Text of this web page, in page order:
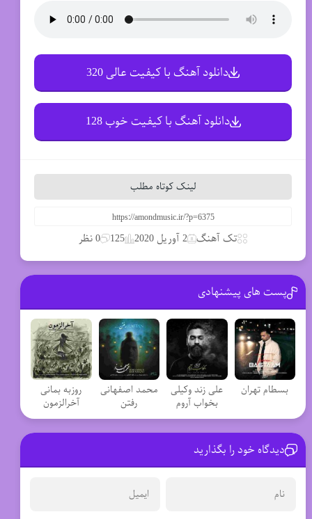
دانلود آهنگ با کیفیت عالی 320
دانلود آهنگ با کیفیت خوب 128
لینک کوتاه مطلب
تک آهنگ 2 آوریل 2020 125 0 نظر
پست های پیشنهادی
بسطام تهران
علی زند وکیلی
بخواب آروم
محمد اصفهانی
رفتن
روزبه بمانی
آخرالزمون
دیدگاه خود را بگذارید